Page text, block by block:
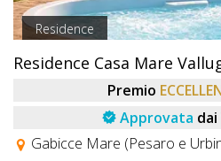
Residence
Residence Casa Mare
Premio
Approvata
Gabicce Mare (Pesaro e